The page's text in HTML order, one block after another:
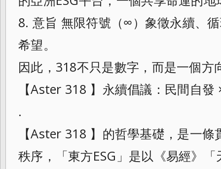
8. 意旨 無限符號（∞）象徵永續、
希望。
因此，318不只是數字，而是一個方
【Aster 318 】永續倡議：民間自
.
【Aster 318 】的哲學基礎，是一
秩序，「東方ESG」是以《易經》